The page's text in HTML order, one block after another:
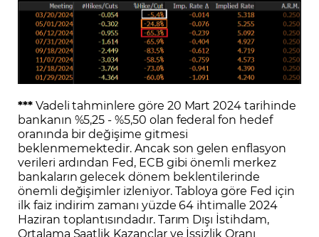
***Vadeli tahminlere göre 20 Mart 2024 tarihinde
bankanın %5,25 - %5,50 olan federal fon hedef
oranında bir değişime gitmesi
beklenmemektedir. Ancak son gelen enflasyon
verileri ardından Fed, ECB gibi önemli merkez
bankaların gelecek dönem beklentilerinde
önemli değişimler izleniyor. Tabloya göre Fed için
ilk faiz indirim zamanı yüzde 64 ihtimalle 2024
Haziran toplantısındadır. Tarım Dışı İstihdam,
Ortalama Saatlik Kazançlar ve İşsizlik Oranı